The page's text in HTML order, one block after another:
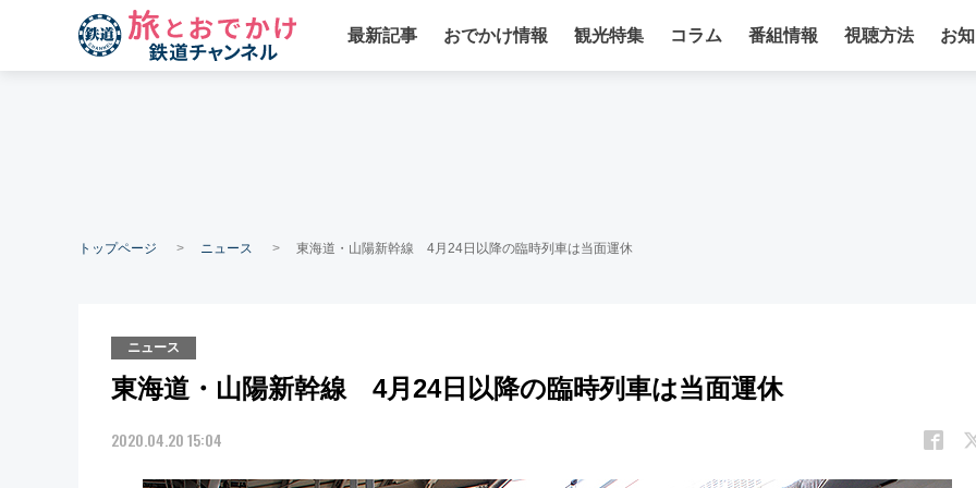
最新記事 おでかけ情報 観光特集 コラム 番組情報 視聴方法 お
トップページ ニュース 東海道・山陽新幹線 4月24日以降の臨時列車は当面運休
ニュース
東海道・山陽新幹線 4月24日以降の臨時列車は当面運休
2020.04.20 15:04